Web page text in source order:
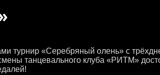
турнир «Серебряный олень» с
танцевального клуба «РИТМ»